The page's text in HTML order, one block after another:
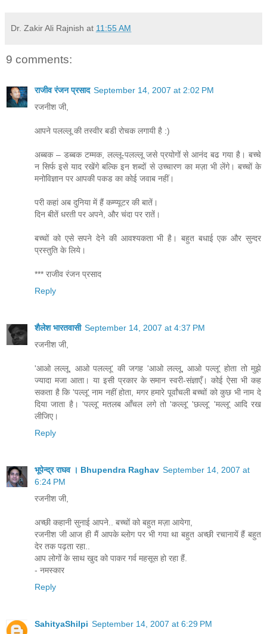
Dr. Zakir Ali Rajnish at 11:55 AM
9 comments:
राजीव रंजन प्रसाद September 14, 2007 at 2:02 PM
रजनीश जी,
आपने पलल्लू की तस्वीर बडी रोचक लगायी है :)
अब्बक – डब्बक टम्मक, लल्लू-पलल्लू जसे प्रयोगों से आनंद बढ गया है। बच्चे
न सिर्फ इसे याद रखेंगे बल्कि इन शब्दों से उच्चारण का मज़ा भी लेंगे। बच्चों के
मनोविज्ञान पर आपकी पकड का कोई जवाब नहीं।
परी कहां अब दुनिया में हैं कम्प्यूटर की बातें।
दिन बीतें धरती पर अपने, और चंदा पर रातें।
बच्चों को एसे सपने देने की आवश्यकता भी है। बहुत बधाई एक और सुन्दर
प्रस्तुति के लिये।
*** राजीव रंजन प्रसाद
Reply
शैलेश भारतवासी September 14, 2007 at 4:37 PM
रजनीश जी,
'आओ लल्लू, आओ पलल्लू' की जगह 'आओ लल्लू, आओ पल्लू' होता तो मुझे
ज्यादा मजा आता। या इसी प्रकार के समान स्वरी-संज्ञाएँ। कोई ऐसा भी कह
सकता है कि 'पल्लू' नाम नहीं होता, मगर हमारे पूर्वांचली बच्चों को कुछ भी नाम दे
दिया जाता है। 'पल्लू' मतलब आँचल लगे तो 'कल्लू' 'छल्लू' 'मल्लू' आदि रख
लीजिए।
Reply
भूपेन्द्र राघव । Bhupendra Raghav September 14, 2007 at
6:24 PM
रजनीश जी,
अच्छी कहानी सुनाई आपने.. बच्चों को बहुत मज़ा आयेगा,
रजनीश जी आज ही मैं आपके ब्लोग पर भी गया था बहुत अच्छी रचानायें हैं बहुत
देर तक पढ़ता रहा..
आप लोगों के साथ खुद को पाकर गर्व महसूस हो रहा हैं.
- नमस्कार
Reply
SahityaShilpi September 14, 2007 at 6:29 PM